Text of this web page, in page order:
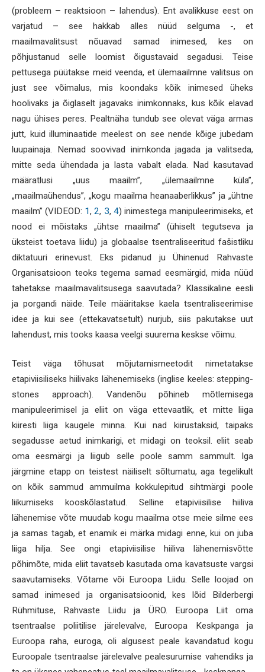
(probleem – reaktsioon – lahendus). Ent avalikkuse eest on
varjatud – see hakkab alles nüüd selguma -, et
maailmavalitsust nõuavad samad inimesed, kes on
põhjustanud selle loomist õigustavaid segadusi. Teise
pettusega püütakse meid veenda, et ülemaailmne valitsus on
just see võimalus, mis koondaks kõik inimesed üheks
hoolivaks ja õiglaselt jagavaks inimkonnaks, kus kõik elavad
nagu ühises peres. Pealtnäha tundub see olevat väga armas
jutt, kuid illuminaatide meelest on see nende kõige jubedam
luupainaja. Nemad soovivad inimkonda jagada ja valitseda,
mitte seda ühendada ja lasta vabalt elada. Nad kasutavad
määratlusi „uus maailm”, „ülemaailmne küla”,
„maailmaühendus”, „kogu maailma heanaaberlikkus” ja „ühtne
maailm” (VIDEOD: 1,2, 3, 4) inimestega manipuleerimiseks, et
nood ei mõistaks „ühtse maailma” (ühiselt tegutseva ja
üksteist toetava liidu) ja globaalse tsentraliseeritud fašistliku
diktatuuri erinevust. Eks pidanud ju Ühinenud Rahvaste
Organisatsioon teoks tegema samad eesmärgid, mida nüüd
tahetakse maailmavalitsusega saavutada? Klassikaline eesli
ja porgandi näide. Teile määritakse kaela tsentraliseerimise
idee ja kui see (ettekavatsetult) nurjub, siis pakutakse uut
lahendust, mis tooks kaasa veelgi suurema keskse võimu.
Teist väga tõhusat mõjutamismeetodit nimetatakse
etapiviisiliseks hiilivaks lähenemiseks (inglise keeles: stepping-
stones approach). Vandenõu põhineb mõtlemisega
manipuleerimisel ja eliit on väga ettevaatlik, et mitte liiga
kiiresti liiga kaugele minna. Kui nad kiirustaksid, taipaks
segadusse aetud inimkarigi, et midagi on teoksil. eliit seab
oma eesmärgi ja liigub selle poole samm sammult. Iga
järgmine etapp on teistest näiliselt sõltumatu, aga tegelikult
on kõik sammud ammuilma kokkulepitud sihtmärgi poole
liikumiseks kooskõlastatud. Selline etapiviisilise hiiliva
lähenemise võte muudab kogu maailma otse meie silme ees
ja samas tagab, et enamik ei märka midagi enne, kui on juba
liiga hilja. See ongi etapiviisilise hiiliva lähenemisvõtte
põhimõte, mida eliit tavatseb kasutada oma kavatsuste vargsi
saavutamiseks. Võtame või Euroopa Liidu. Selle loojad on
samad inimesed ja organisatsioonid, kes lõid Bilderbergi
Rühmituse, Rahvaste Liidu ja ÜRO. Euroopa Liit oma
tsentraalse poliitilise järelevalve, Euroopa Keskpanga ja
Euroopa raha, euroga, oli algusest peale kavandatud kogu
Euroopale tsentraalse järelevalve pealesurumise vahendiks ja